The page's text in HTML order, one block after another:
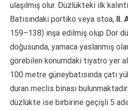
ulaşılmış olur. Düzlükteki ilk
Batısındaki portiko veya stoa,
159–138) inşa edilmiş olup Dor
doğusunda, yamaca yaslanmış
görebilen konumdaki tiyatro yer
100 metre güneybatısında çatı
duran meclis binası
düzlükte ise birbirine geçişli 5